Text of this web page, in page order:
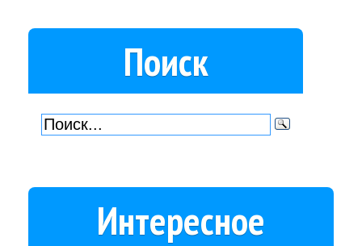
Поиск
Интересное